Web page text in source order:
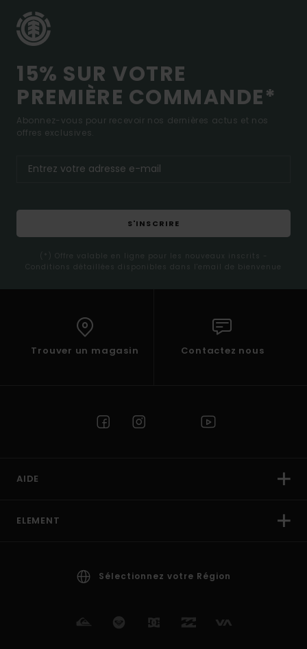
15% SUR VOTRE
PREMIÈRE COMMANDE*
Abonnez-vous pour recevoir nos dernières actus et nos
offres exclusives.
S'INSCRIRE
(*) Offre valable en ligne pour les nouveaux inscrits -
Conditions détaillées disponibles dans l'email de bienvenue
Trouver un magasin Contactez nous
AIDE
ELEMENT
Sélectionnez votre Région